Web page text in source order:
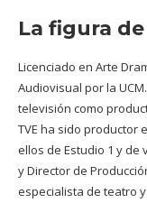
La figura de
Licenciado en Arte
Audiovisual por la
televisión como
TVE ha sido productor
ellos de Estudio 1 y de
y Director de
especialista de teatro